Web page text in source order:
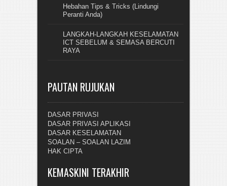
Hebahan Tips & Tricks (Lindungi
Peranti Anda)
LANGKAH-LANGKAH KESELAMATAN
ICT SEBELUM & SEMASA BERCUTI
RAYA
PAUTAN RUJUKAN
DASAR PRIVASI
DASAR PRIVASI APLIKASI
DASAR KESELAMATAN
SOALAN – SOALAN LAZIM
HAK CIPTA
KEMASKINI TERAKHIR